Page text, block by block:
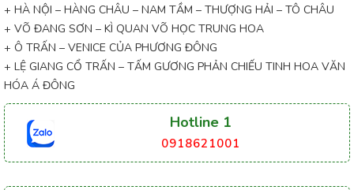
+ HÀ NỘI – HÀNG CHÂU – NAM TẦM – THƯỢNG HẢI – TÔ CHÂU
+ VÕ ĐANG SƠN – KÌ QUAN VÕ HỌC TRUNG HOA
+ Ô TRẤN – VENICE CỦA PHƯƠNG ĐÔNG
+ LỆ GIANG CỔ TRẤN – TẤM GƯƠNG PHẢN CHIẾU TINH HOA VĂN
HÓA Á ĐÔNG
Hotline 1
0918621001